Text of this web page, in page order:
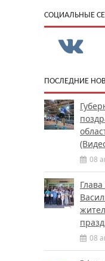
CОЦИАЛЬНЫЕ
ПОСЛЕДНИЕ
08
08